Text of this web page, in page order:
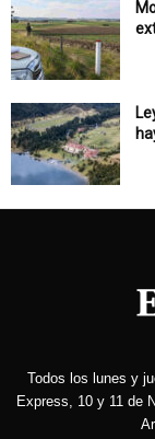
Todos los lunes y
Express, 10 y 11 de